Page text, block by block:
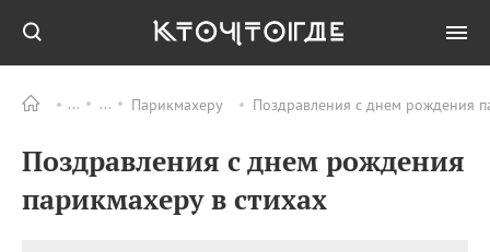
Парикмахеру Поздравления с днем рождения
Поздравления с днем рождения
парикмахеру в стихах
ПРАЗДНИКИ Все
09.08 День памяти жертв
атомной
бомбардировки